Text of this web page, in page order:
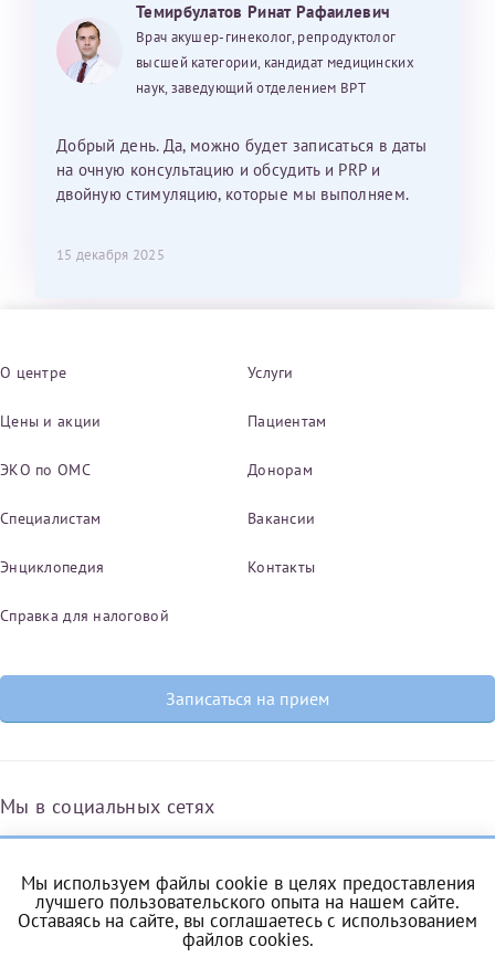
Темирбулатов Ринат Рафаилевич
Врач акушер-гинеколог, репродуктолог
высшей категории, кандидат медицинских
наук, заведующий отделением ВРТ
Добрый день. Да, можно будет записаться в даты
на очную консультацию и обсудить и PRP и
двойную стимуляцию, которые мы выполняем.
15 декабря 2025
О центре Услуги
Цены и акции Пациентам
ЭКО по ОМС Донорам
Специалистам Вакансии
Энциклопедия Контакты
Справка для налоговой
Записаться на прием
Мы в социальных сетях
Вконтакте ОдноклассникиЯндекс.Дзен Telegram Max
Мы используем файлы cookie в целях предоставления
лучшего пользовательского опыта на нашем сайте.
Оставаясь на сайте, вы соглашаетесь с использованием
файлов cookies.